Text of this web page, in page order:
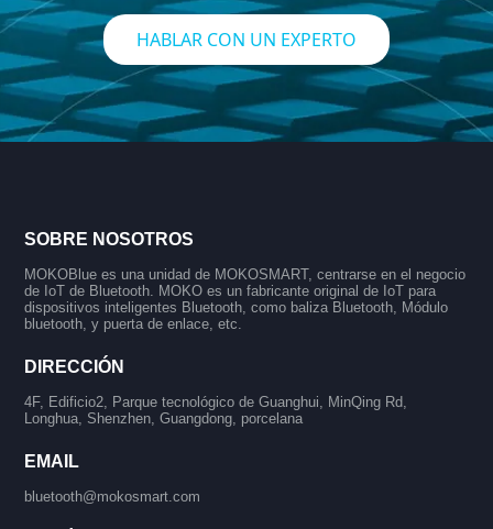
HABLAR CON UN EXPERTO
SOBRE NOSOTROS
MOKOBlue es una unidad de MOKOSMART, centrarse en el negocio
de IoT de Bluetooth. MOKO es un fabricante original de IoT para
dispositivos inteligentes Bluetooth, como baliza Bluetooth, Módulo
bluetooth, y puerta de enlace, etc.
DIRECCIÓN
4F, Edificio2, Parque tecnológico de Guanghui, MinQing Rd,
Longhua, Shenzhen, Guangdong, porcelana
EMAIL
bluetooth@mokosmart.com